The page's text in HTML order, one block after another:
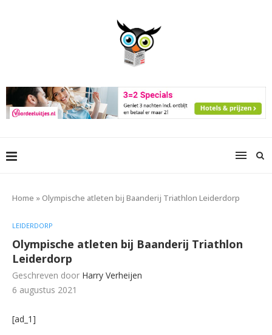
Home »Olympische atleten bij Baanderij Triathlon Leiderdorp
LEIDERDORP
Olympische atleten bij Baanderij Triathlon
Leiderdorp
Geschreven door Harry Verheijen
6 augustus 2021
[ad_1]